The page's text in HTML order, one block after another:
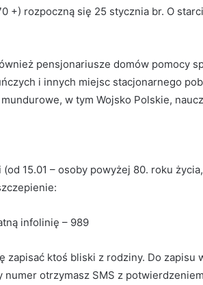
+) rozpoczną się 25 stycznia br. O
pensjonariusze domów pomocy
i innych miejsc stacjonarnego
w tym Wojsko Polskie,
15.01 – osoby powyżej 80. roku
infolinię – 989
zapisać ktoś bliski z rodziny. Do zapisu
otrzymasz SMS z